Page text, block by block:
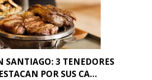
SANTIAGO: 3 TENEDORES
POR SUS CA...